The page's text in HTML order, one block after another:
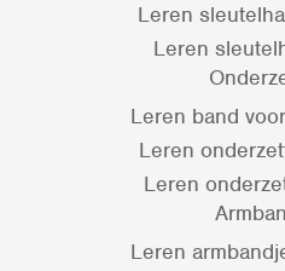
Leren
Leren
Leren band
Leren
Leren
Leren